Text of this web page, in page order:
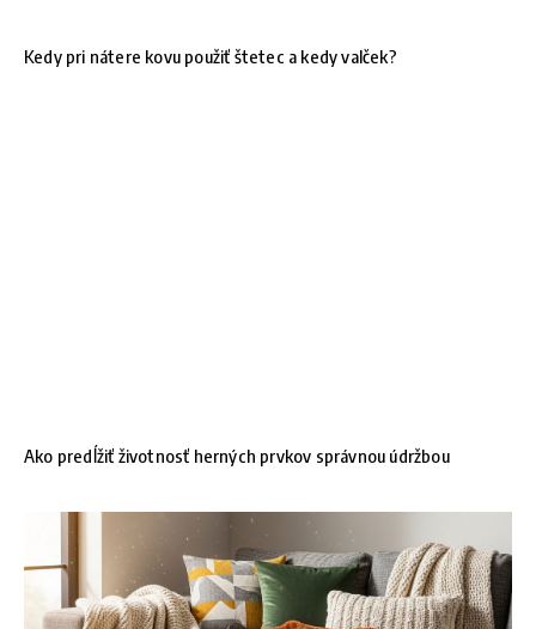
Kedy pri nátere kovu použiť štetec a kedy valček?
Ako predĺžiť životnosť herných prvkov správnou údržbou